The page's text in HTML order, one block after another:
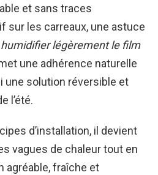
et sans traces
sur les carreaux, une astuce
humidifier légèrement le film
une adhérence naturelle
une solution réversible et
l’été.
d’installation, il devient
vagues de chaleur tout en
agréable, fraîche et